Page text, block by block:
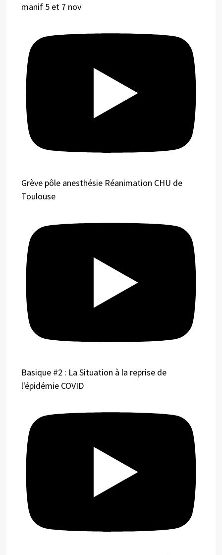
manif 5 et 7 nov
Grève pôle anesthésie Réanimation CHU de
Toulouse
Basique #2 : La Situation à la reprise de
l'épidémie COVID